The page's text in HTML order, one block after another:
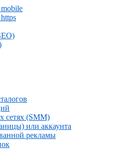
сетях (SMM)
или аккаунта
рекламы